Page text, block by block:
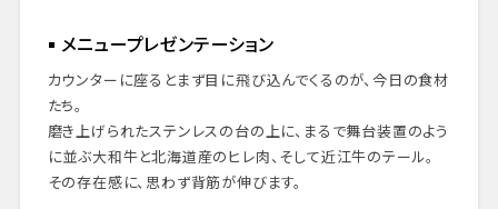
メニュープレゼンテーション
カウンターに座るとまず目に飛び込んでくるのが、今日の食材
たち。
磨き上げられたステンレスの台の上に、まるで舞台装置のよう
に並ぶ大和牛と北海道産のヒレ肉、そして近江牛のテール。
その存在感に、思わず背筋が伸びます。